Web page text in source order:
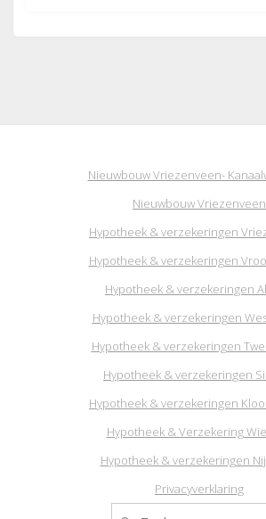
Nieuwbouw Vriezenveen-
Nieuwbouw Vriezenveen
Hypotheek & verzekeringen
Hypotheek & verzekeringen
Hypotheek & verzekeringen
Hypotheek & verzekeringen
Hypotheek & verzekeringen
Hypotheek & verzekeringen
Hypotheek & verzekeringen
Hypotheek & Verzekering
Hypotheek & verzekeringen
Privacyverklaring